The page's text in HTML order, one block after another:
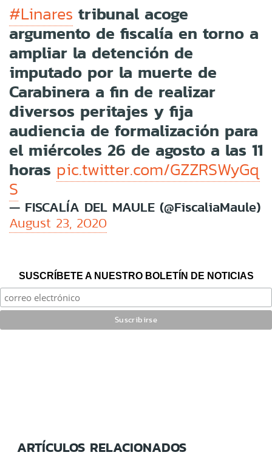
#Linares tribunal acoge
argumento de fiscalía en torno a
ampliar la detención de
imputado por la muerte de
Carabinera a fin de realizar
diversos peritajes y fija
audiencia de formalización para
el miércoles 26 de agosto a las 11
horas pic.twitter.com/GZZRSWyGq
S
— FISCALÍA DEL MAULE (@FiscaliaMaule)
August 23, 2020
SUSCRÍBETE A NUESTRO BOLETÍN DE NOTICIAS
ARTÍCULOS RELACIONADOS